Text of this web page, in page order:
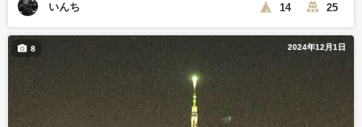
いんち 14 25
2024年12月1日
8